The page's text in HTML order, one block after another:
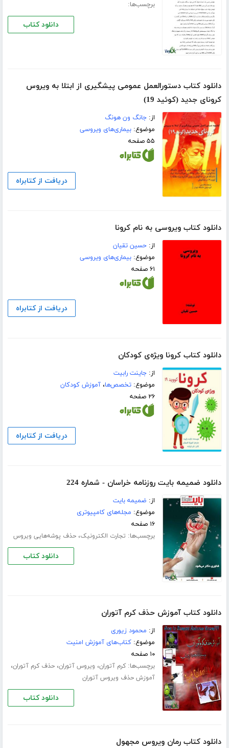
برچسب‌ها:
دانلود کتاب
دانلود کتاب دستورالعمل عمومی پیشگیری از ابتلا به ویروس
کرونای جدید (کوئید 19)
از:جانگ ون هونگ
موضوع:بیماری‌های ویروسی
۵۵ صفحه
دریافت از کتابراه
دانلود کتاب ویروسی به نام کرونا
از:حسین تقیان
موضوع:بیماری‌های ویروسی
۶۱ صفحه
دریافت از کتابراه
دانلود کتاب کرونا ویژه‌ی کودکان
از:جاینت رابیت
موضوع:تخصص‌ها،آموزش کودکان
۲۶ صفحه
دریافت از کتابراه
دانلود ضمیمه بایت روزنامه خراسان - شماره 224
از: ضمیمه بایت
موضوع: مجله‌های کامپیوتری
۱۶ صفحه
برچسب‌ها: تجارت الکترونیک،حذف پوشه‌هایی ویروس
دانلود کتاب
دانلود کتاب آموزش حذف کرم آتوران
از: محمود زیوری
موضوع:کتاب‌های آموزش امنیت
۱۰ صفحه
برچسب‌ها:کرم آتوران، ویروس آتوران،حذف کرم آتوران،
آموزش حذف ویروس آتوران
دانلود کتاب
دانلود کتاب رمان ویروس مجهول